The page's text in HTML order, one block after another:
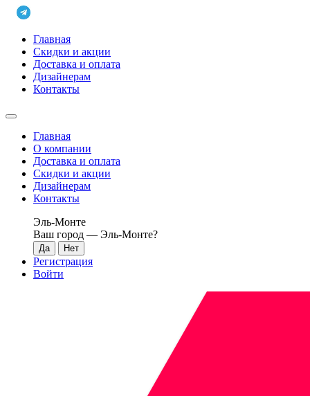
Главная
Скидки и акции
Доставка и оплата
Дизайнерам
Контакты
Главная
О компании
Доставка и оплата
Скидки и акции
Дизайнерам
Контакты
Эль-Монте
Ваш город — Эль-Монте?
Регистрация
Войти